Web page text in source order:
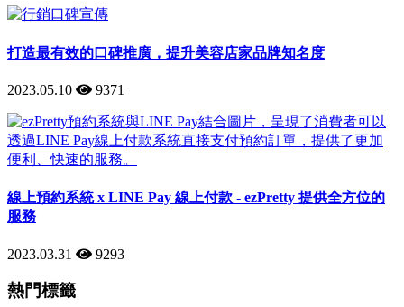
打造最有效的口碑推廣，提升美容店家品牌知名度
2023.05.10 9371
線上預約系統 x LINE Pay 線上付款 - ezPretty 提供全方位的
服務
2023.03.31 9293
熱門標籤